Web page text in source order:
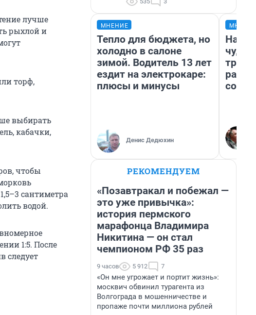
лучше
рыхлой и
торф,
выбирать
кабачки,
чтобы
сантиметра
водой.
1:5. После
следует
МНЕНИЕ
Тепло для бюджета, но
холодно в салоне
зимой. Водитель 13 лет
ездит на электрокаре:
плюсы и минусы
Денис Дедюхин
РЕКОМЕНДУЕМ
«Позавтракал и побежал —
это уже привычка»:
история пермского
марафонца Владимира
Никитина — он стал
чемпионом РФ 35 раз
9 часов 5 912 7
«Он мне угрожает и портит жизнь»:
москвич обвинил турагента из
Волгограда в мошенничестве и
пропаже почти миллиона рублей